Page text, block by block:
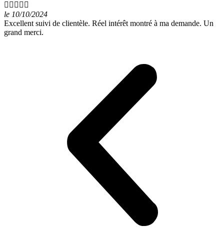
    
le 10/10/2024
Excellent suivi de clientèle. Réel intérêt montré à ma demande. Un
grand merci.